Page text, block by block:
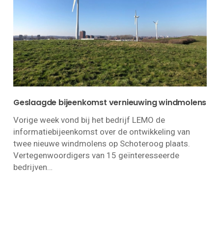
Geslaagde bijeenkomst vernieuwing windmolens
Vorige week vond bij het bedrijf LEMO de
informatiebijeenkomst over de ontwikkeling van
twee nieuwe windmolens op Schoteroog plaats.
Vertegenwoordigers van 15 geïnteresseerde
bedrijven…